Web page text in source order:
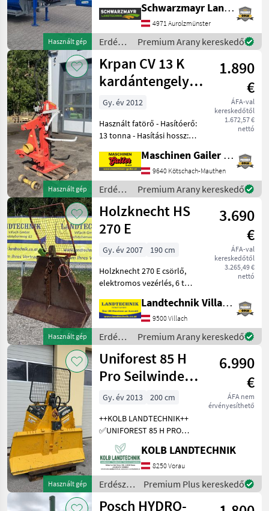
Használt gép
gyártási évvel - futóművel -
mechanikusan
összecsukható, 4, 40 m
hosszú szállítószalaggal -
kard
Schwarzmayr Landtechnik GmbH - Aurolzmünster
4971 Aurolzmünster
Erdészeti
és
faipari
gépek /
Binderberger
Premium Arany kereskedő
Használt gép
Krpan CV 13 K
kardántengely-
meghajtással
1.890
€
ÁFA-val
kereskedőtől
1.672,57 €
nettó
Gy. év 2012
Használt fatörő - Hasítóerő:
13 tonna - Hasítási hossz:
Kereszttengely-meghajtás -
Hajtótengely - Mechanikus
rönkemelő - Kétkezes
vezérlés rögzítőkar
Maschinen Gailer GmbH
9640 Kötschach-Mauthen
Erdészeti
és
faipari
gépek /
Krpan
Premium Arany kereskedő
Használt gép
Holzknecht HS
270 E
3.690
€
ÁFA-val
kereskedőtől
3.265,49 €
nettó
Gy. év 2007
190 cm
Holzknecht 270 E csörlő,
elektromos vezérlés, 6 t
kötélcsúszka, véghorog és
hajtótengely, láncfűrész-
tartó, azonnal szállítható.
További kérdés
Landtechnik Villach GmbH
9500 Villach
Erdészeti
és
faipari
gépek /
Holzknecht
Premium Arany kereskedő
Használt gép
Uniforest 85 H
Pro Seilwinde
Funkseilwinde
6.990
€
ÁFA nem
érvényesíthető
Gy. év 2013
200 cm
++KOLB LANDTECHNIK++
✅UNIFOREST 85 H PRO
Funkseilwinde ✅8, 5t
Zugkraft ✅200cm
Schildbreite
✅hydraulischer Seilausstoß
✅inkl. TERRA Profi Funk -
Ziehen / Kurzl
KOLB LANDTECHNIK
8250 Vorau
Erdészeti
és
faipari
Premium Plus kereskedő
Posch HYDRO-